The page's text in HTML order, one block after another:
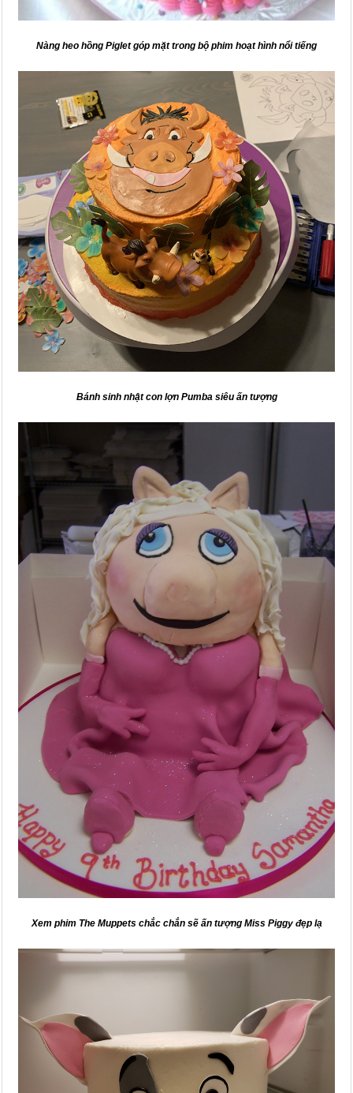
Nàng heo hồng Piglet góp mặt trong bộ phim hoạt hình nổi tiếng
Bánh sinh nhật con lợn Pumba siêu ấn tượng
Xem phim The Muppets chắc chắn sẽ ấn tượng Miss Piggy đẹp lạ